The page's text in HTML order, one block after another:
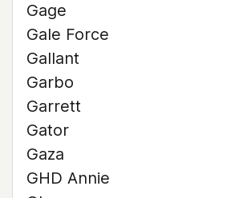
Gage
Gale Force
Gallant
Garbo
Garrett
Gator
Gaza
GHD Annie